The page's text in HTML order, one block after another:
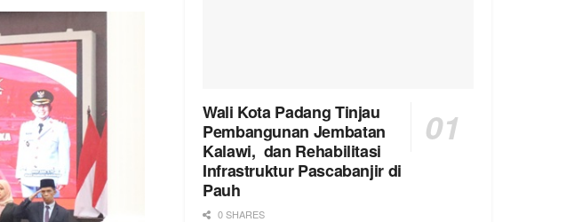
Wali Kota Padang Tinjau
Pembangunan Jembatan
Kalawi, dan Rehabilitasi
Infrastruktur Pascabanjir di
Pauh
0 SHARES